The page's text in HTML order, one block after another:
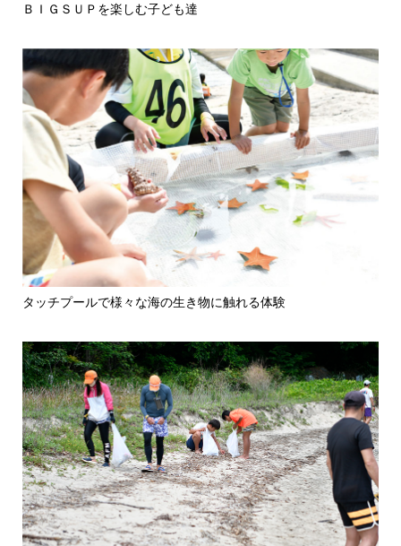
ＢＩＧＳＵＰを楽しむ子ども達
タッチプールで様々な海の生き物に触れる体験